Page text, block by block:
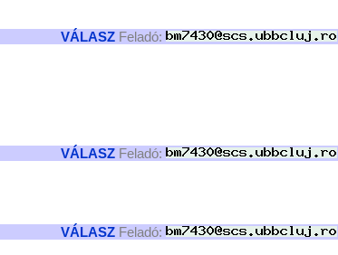
VÁLASZ Feladó:
VÁLASZ Feladó:
VÁLASZ Feladó: